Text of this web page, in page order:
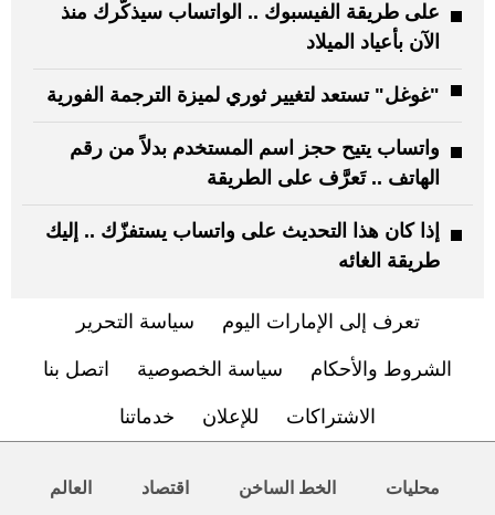
على طريقة الفيسبوك .. الواتساب سيذكّرك منذ
الآن بأعياد الميلاد
"غوغل" تستعد لتغيير ثوري لميزة الترجمة الفورية
واتساب يتيح حجز اسم المستخدم بدلاً من رقم
الهاتف .. تَعرَّف على الطريقة
إذا كان هذا التحديث على واتساب يستفزّك .. إليك
طريقة الغائه
تعرف إلى الإمارات اليوم سياسة التحرير
الشروط والأحكام سياسة الخصوصية اتصل بنا
الاشتراكات للإعلان خدماتنا
محليات الخط الساخن اقتصاد العالم